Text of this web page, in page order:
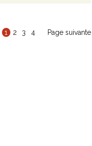
1 2 3 4 Page suivante